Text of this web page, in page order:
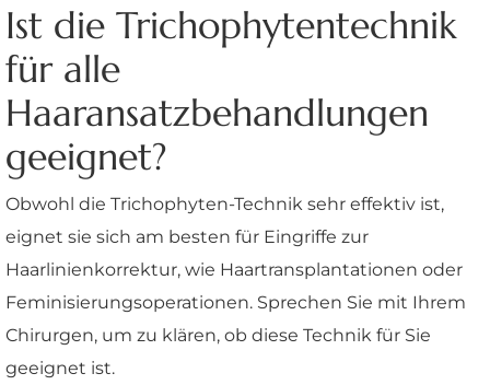
Ist die Trichophytentechnik
für alle
Haaransatzbehandlungen
geeignet?
Obwohl die Trichophyten-Technik sehr effektiv ist,
eignet sie sich am besten für Eingriffe zur
Haarlinienkorrektur, wie Haartransplantationen oder
Feminisierungsoperationen. Sprechen Sie mit Ihrem
Chirurgen, um zu klären, ob diese Technik für Sie
geeignet ist.